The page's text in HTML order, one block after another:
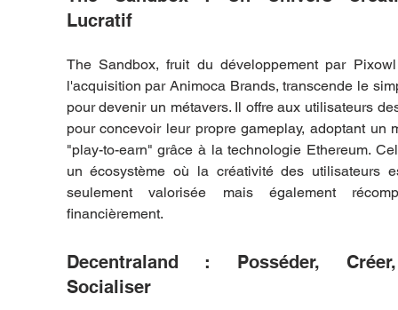
Lucratif
The Sandbox, fruit du développement par
l'acquisition par Animoca Brands, transcende le
pour devenir un métavers. Il offre aux utilisateurs
pour concevoir leur propre gameplay, adoptant un
"play-to-earn" grâce à la technologie Ethereum.
un écosystème où la créativité des utilisateurs
seulement valorisée mais également
financièrement.
Decentraland : Posséder,
Socialiser